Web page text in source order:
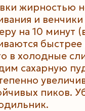
жирностью
и
на 10 минут
в холодные
сахарную
пиков.